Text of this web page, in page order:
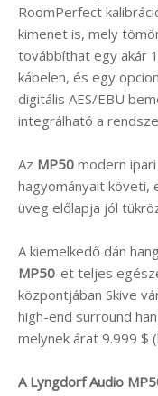
RoomPerfect
kimenet is, mely
továbbíthat egy akár
kábelen, és egy
digitális AES/EBU
integrálható a
Az MP50 modern
hagyományait követi,
üveg előlapja jól
A kiemelkedő dán
MP50-et teljes
központjában Skive
high-end surround
melynek árat 9.999 $
A Lyngdorf Audio